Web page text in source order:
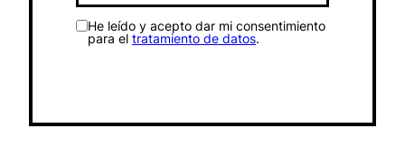
He leído y acepto dar mi consentimiento
para el tratamiento de datos.